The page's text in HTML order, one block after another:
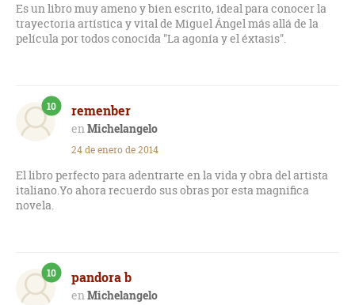
Es un libro muy ameno y bien escrito, ideal para conocer la
trayectoria artística y vital de Miguel Ángel más allá de la
película por todos conocida "La agonía y el éxtasis".
remenber
Michelangelo
10
24 de enero de 2014
El libro perfecto para adentrarte en la vida y obra del artista
italiano.Yo ahora recuerdo sus obras por esta magnifica
novela.
pandora b
Michelangelo
10